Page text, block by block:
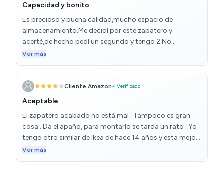
Capacidad y bonito
Es precioso y buena calidad,mucho espacio de
almacenamiento.Me decidí por este zapatero y
acerté,de hecho pedí un segundo y tengo 2.No
dudéis,merece mucho la pena
Ver más
Cliente Amazon✓ Verificado
Aceptable
El zapatero acabado no está mal . Tampoco es gran
cosa . Da el apaño, para montarlo se tarda un rato . Yo
tengo otro similar de Ikea de hace 14 años y esta mejor
que este con diferencia en la calidad y diseño y
funcionalidad. En definitiva quizás carro para lo que es
Ver más